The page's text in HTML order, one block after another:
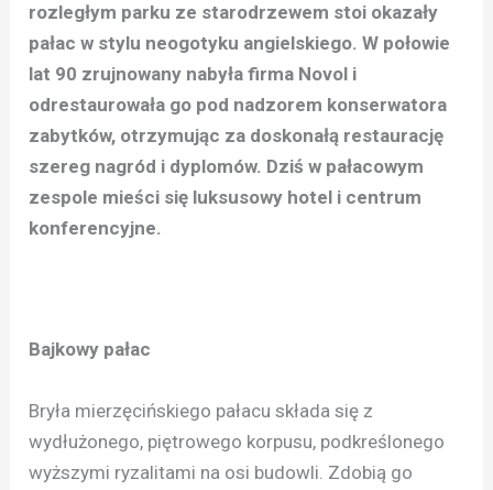
rozległym parku ze starodrzewem stoi okazały
pałac w stylu neogotyku angielskiego. W połowie
lat 90 zrujnowany nabyła firma Novol i
odrestaurowała go pod nadzorem konserwatora
zabytków, otrzymując za doskonałą restaurację
szereg nagród i dyplomów. Dziś w pałacowym
zespole mieści się luksusowy hotel i centrum
konferencyjne.
Bajkowy pałac
Bryła mierzęcińskiego pałacu składa się z
wydłużonego, piętrowego korpusu, podkreślonego
wyższymi ryzalitami na osi budowli. Zdobią go